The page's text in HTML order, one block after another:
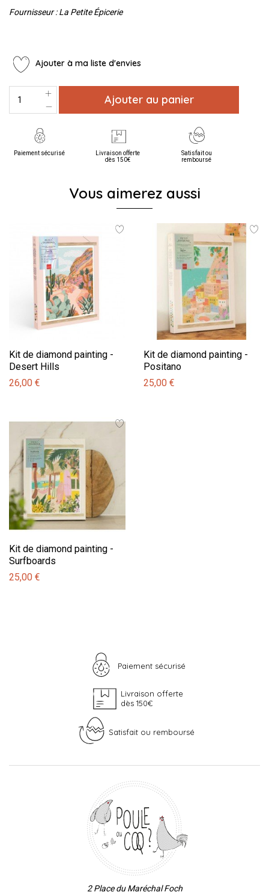
Fournisseur : La Petite Épicerie
Ajouter à ma liste d'envies
Ajouter au panier
Paiement sécurisé
Livraison offerte
dès 150€
Satisfait ou
remboursé
Vous aimerez aussi
Kit de diamond painting -
Desert Hills
26,00 €
Kit de diamond painting -
Positano
25,00 €
Kit de diamond painting -
Surfboards
25,00 €
Paiement sécurisé
Livraison offerte
dès 150€
Satisfait ou remboursé
2 Place du Maréchal Foch